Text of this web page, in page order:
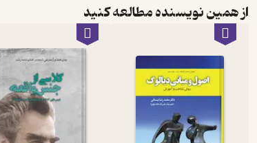
از همین نویسنده مطالعه کنید